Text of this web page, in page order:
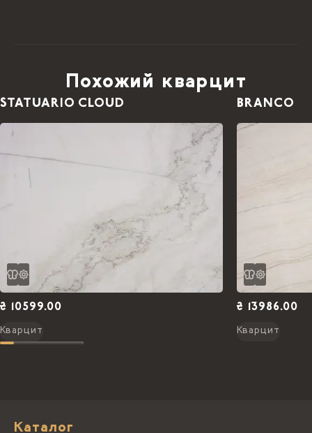
Похожий кварцит
STATUARIO CLOUD
₴ 10599.00
Кварцит
BRANCO
₴ 13986.00
Кварцит
Каталог